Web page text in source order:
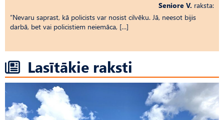
Seniore V. raksta:
“Nevaru saprast, kā policists var nosist cilvēku. Jā, neesot bijis
darbā, bet vai policistiem neiemāca, […]
Lasītākie raksti